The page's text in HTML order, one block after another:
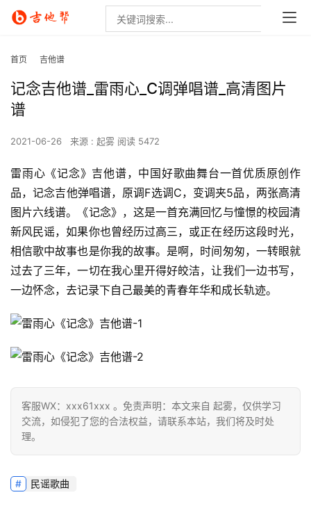
首页 吉他谱
记念吉他谱_雷雨心_C调弹唱谱_高清图片
谱
2021-06-26 来源 : 起雾 阅读 5472
雷雨心《记念》吉他谱，中国好歌曲舞台一首优质原创作
品，记念吉他弹唱谱，原调F选调C，变调夹5品，两张高清
图片六线谱。《记念》，这是一首充满回忆与憧憬的校园清
新风民谣，如果你也曾经历过高三，或正在经历这段时光，
相信歌中故事也是你我的故事。是啊，时间匆匆，一转眼就
过去了三年，一切在我心里开得好皎洁，让我们一边书写，
一边怀念，去记录下自己最美的青春年华和成长轨迹。
客服WX：xxx61xxx 。免责声明：本文来自 起雾，仅供学习
交流，如侵犯了您的合法权益，请联系本站，我们将及时处
理。
民谣歌曲